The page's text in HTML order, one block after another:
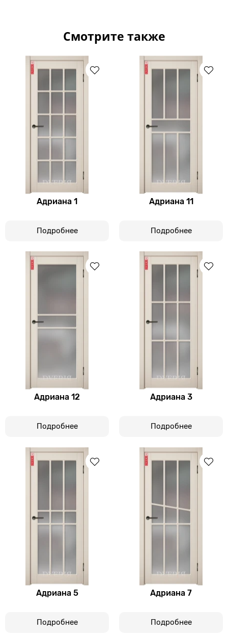
Смотрите также
Адриана 1
Подробнее
Адриана 11
Подробнее
Адриана 12
Подробнее
Адриана 3
Подробнее
Адриана 5
Подробнее
Адриана 7
Подробнее